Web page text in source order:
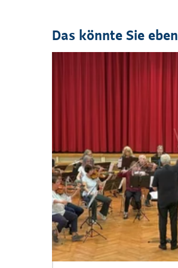
Das könnte Sie
Veranstaltung1bis4von12sichtbar.